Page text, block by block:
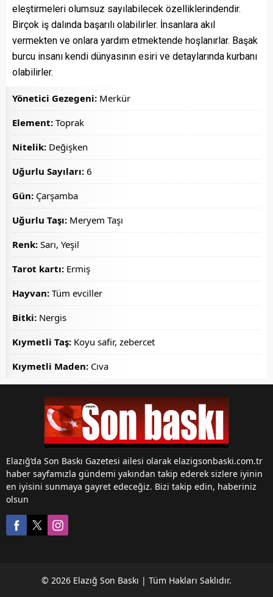
eleştirmeleri olumsuz sayılabilecek özelliklerindendir.
Birçok iş dalında başarılı olabilirler. İnsanlara akıl
vermekten ve onlara yardım etmektende hoşlanırlar. Başak
burcu insanı kendi dünyasının esiri ve detaylarında kurbanı
olabilirler.
Yönetici Gezegeni: Merkür
Element: Toprak
Nitelik: Değişken
Uğurlu Sayıları: 6
Gün: Çarşamba
Uğurlu Taşı: Meryem Taşı
Renk: Sarı, Yeşil
Tarot kartı: Ermiş
Hayvan: Tüm evciller
Bitki: Nergis
Kıymetli Taş: Koyu safir, zebercet
Kıymetli Maden: Cıva
Elazığ’da Son Baskı Gazetesi ailesi olarak elazigsonbaski.com.tr
haber sayfamızla gündemi yakından takip ederek sizlere iyinin
en iyisini sunmaya gayret edeceğiz. Bizi takip edin, haberiniz
olsun
© 2026 Elazığ Son Baskı | Tüm Hakları Saklıdır.